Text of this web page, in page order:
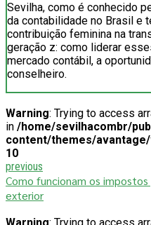
Sevilha, como é conhecido
da contabilidade no Brasil e
contribuição feminina na
geração z: como liderar
mercado contábil, a
conselheiro.
Warning: Trying to access
in /home/sevilhacombr/
content/themes/
10
previous
Como funcionam os
exterior